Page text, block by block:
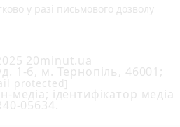
у разі письмового дозволу
20minut.ua
1-б, м. Тернопіль, 46001;
protected]
медіа; ідентифікатор медіа
05634.